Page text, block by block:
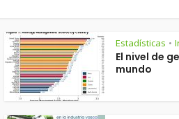
Estadísticas •
El nivel de
mundo